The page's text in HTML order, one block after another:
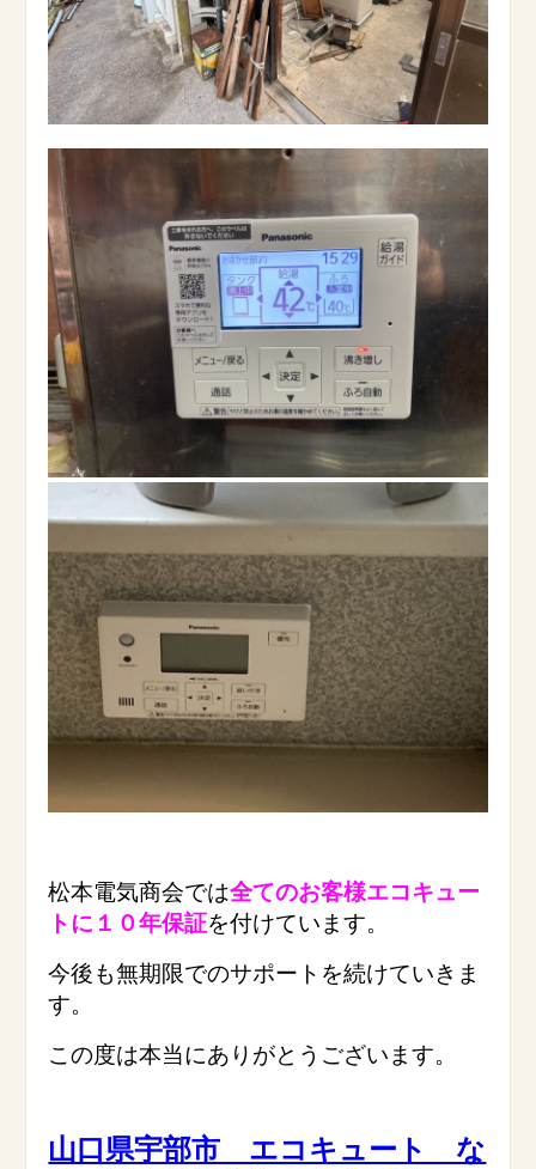
松本電気商会では全てのお客様エコキュー
トに１０年保証を付けています。
今後も無期限でのサポートを続けていきま
す。
この度は本当にありがとうございます。
山口県宇部市 エコキュート な